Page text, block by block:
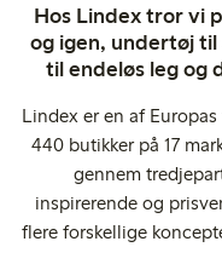
Hos Lindex tror vi
og igen, undertøj
til endeløs leg og
Lindex er en af
440 butikker på 17
gennem
inspirerende og
flere forskellige